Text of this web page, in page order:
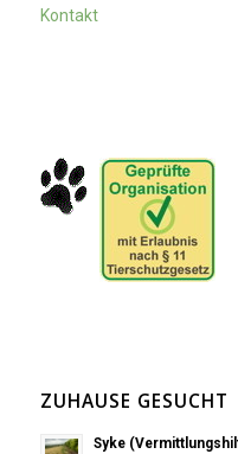
Kontakt
ZUHAUSE GESUCHT
Syke